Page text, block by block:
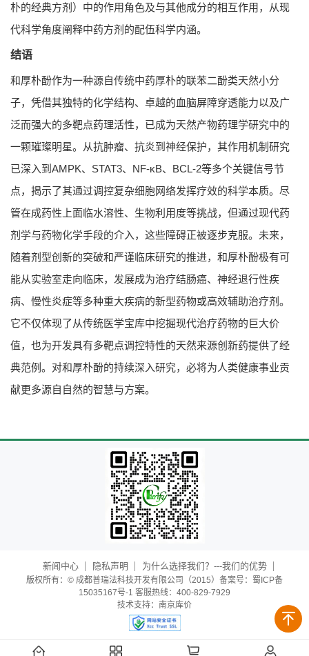
朴的经典方剂）中的作用角色及与其他成分的相互作用，从现
代科学角度阐释中药方剂的配伍科学内涵。
结语
和厚朴酚作为一种源自传统中药厚朴的联苯二酚类天然小分
子，凭借其独特的化学结构、卓越的血脑屏障穿透能力以及广
泛而强大的多靶点药理活性，已成为天然产物药理学研究中的
一颗璀璨明星。从抗肿瘤、抗炎到神经保护，其作用机制研究
已深入到AMPK、STAT3、NF-κB、BCL-2等多个关键信号节
点，揭示了其通过调控复杂细胞网络发挥疗效的科学本质。尽
管在成药性上面临水溶性、生物利用度等挑战，但通过现代药
剂学与药物化学手段的介入，这些障碍正被逐步克服。未来，
随着剂型创新的突破和严谨临床研究的推进，和厚朴酚极有可
能从实验室走向临床，发展成为治疗结肠癌、神经退行性疾
病、慢性炎症等多种重大疾病的新型药物或高效辅助治疗剂。
它不仅体现了从传统医学宝库中挖掘现代治疗药物的巨大价
值，也为开发具有多靶点调控特性的天然来源创新药提供了经
典范例。对和厚朴酚的持续深入研究，必将为人类健康事业贡
献更多源自自然的智慧与方案。
新闻中心 隐私声明 为什么选择我们？---我们的优势
版权所有：© 成都普瑞法科技开发有限公司（2015）备案号：蜀ICP备
15035167号-1 客服热线：400-829-7929
技术支持： 南京库价